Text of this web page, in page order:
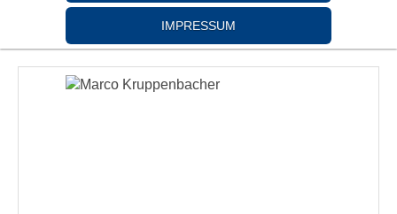
IMPRESSUM